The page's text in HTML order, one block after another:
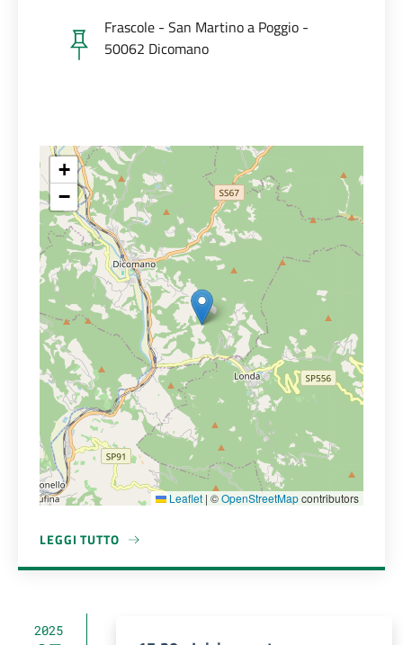
Frascole - San Martino a Poggio -
50062 Dicomano
+
−
Leaflet | ©OpenStreetMapcontributors
LEGGI TUTTO
A PROPOSITO DI AREA ARCHEOLOGICA DI FRASCOLE
2025